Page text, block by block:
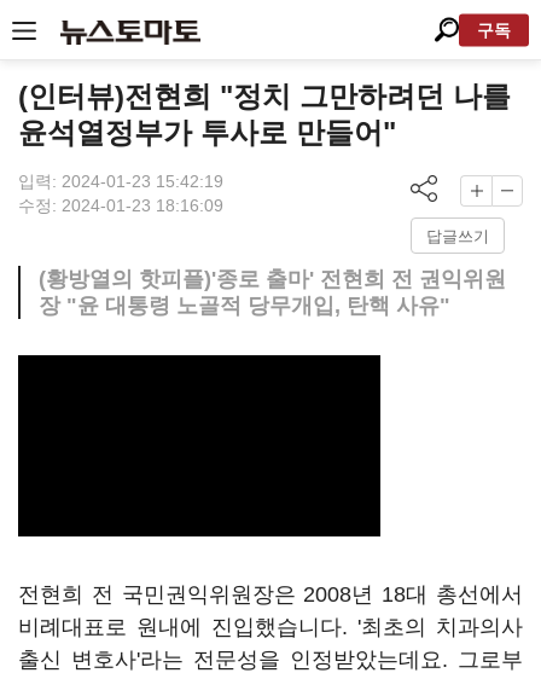
구독
(인터뷰)전현희 "정치 그만하려던 나를
윤석열정부가 투사로 만들어"
입력: 2024-01-23 15:42:19
수정: 2024-01-23 18:16:09
답글쓰기
(황방열의 핫피플)'종로 출마' 전현희 전 권익위원
장 "윤 대통령 노골적 당무개입, 탄핵 사유"
전현희 전 국민권익위원장은 2008년 18대 총선에서
비례대표로 원내에 진입했습니다. '최초의 치과의사
출신 변호사'라는 전문성을 인정받았는데요. 그로부